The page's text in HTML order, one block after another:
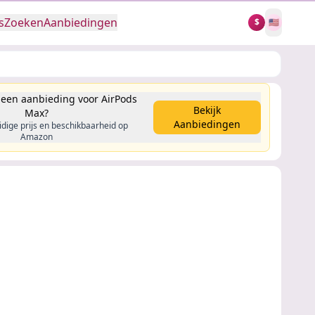
ZoekenAanbiedingen $ 🇺🇸
aanbieding voor AirPods
Max?
prijs en beschikbaarheid op
Amazon
Bekijk
Aanbiedingen